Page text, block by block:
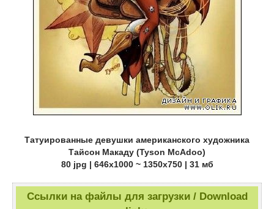
Татуированные девушки американского художника
Тайсон Макаду (Tyson McAdoo)
80 jpg | 646x1000 ~ 1350x750 | 31 мб
Ссылки на файлы для загрузки / Download